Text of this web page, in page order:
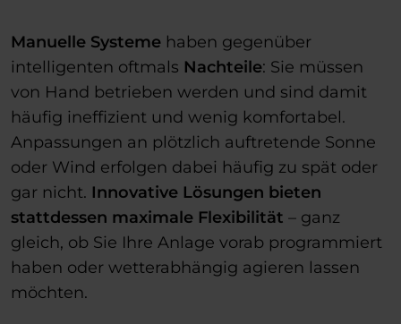
Manuelle Systeme haben gegenüber
intelligenten oftmals Nachteile: Sie müssen
von Hand betrieben werden und sind damit
häufig ineffizient und wenig komfortabel.
Anpassungen an plötzlich auftretende Sonne
oder Wind erfolgen dabei häufig zu spät oder
gar nicht. Innovative Lösungen bieten
stattdessen maximale Flexibilität – ganz
gleich, ob Sie Ihre Anlage vorab programmiert
haben oder wetterabhängig agieren lassen
möchten.